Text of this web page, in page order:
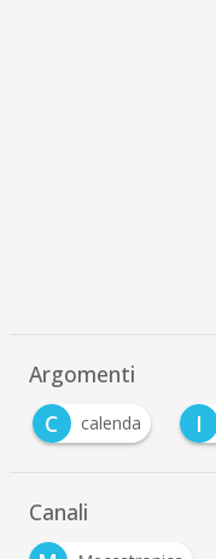
Argomenti
C
calenda I
Canali